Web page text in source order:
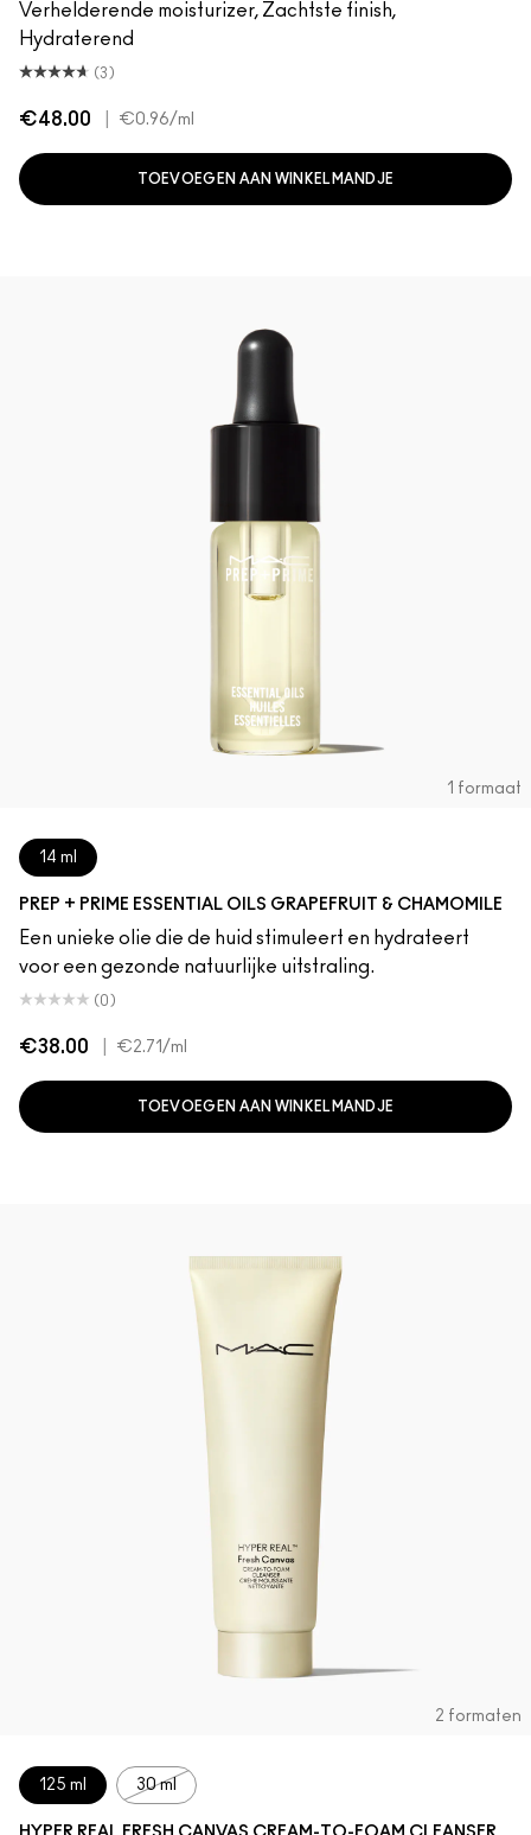
Verhelderende moisturizer, Zachtste finish,
Hydraterend
(3)
€48.00 €0.96/ml
TOEVOEGEN AAN WINKELMANDJE
1 formaat
14 ml
PREP + PRIME ESSENTIAL OILS GRAPEFRUIT & CHAMOMILE
Een unieke olie die de huid stimuleert en hydrateert
voor een gezonde natuurlijke uitstraling.
(0)
€38.00 €2.71 /ml
TOEVOEGEN AAN WINKELMANDJE
2 formaten
125 ml 30 ml